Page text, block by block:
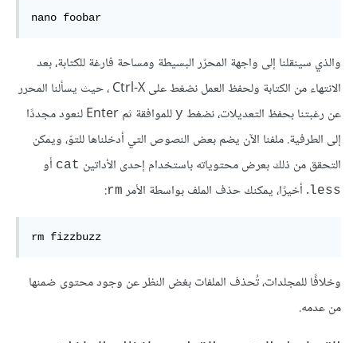
nano foobar
والذي سينقلنا إلى واجهة المحرّر البسيطة ومساحة فارغة للكتابة، بعد
الانتهاء من الكتابة ولحفظ العمل نضغط على Ctrl-X ، حيث يسألنا المحرر
عن رغبتنا بحفظ التعديلات، نضغط y
للموافقة ثم Enter لنعود مجددًا
إلى الطرفية. ملفنا الآن يضم بعض النصوص التي أدخلناها للتوّ، ويمكن
التحقق من ذلك بعرض محتوياته باستخدام إحدى الأداتين cat أو
less. أخيرًا، يمكنك حذف الملف بواسطة الأمر rm
:
rm fizzbuzz
وخلافًا للمجلدات، تُحذف الملفات بغض النظر عن وجود محتوى ضمنها
من عدمه.